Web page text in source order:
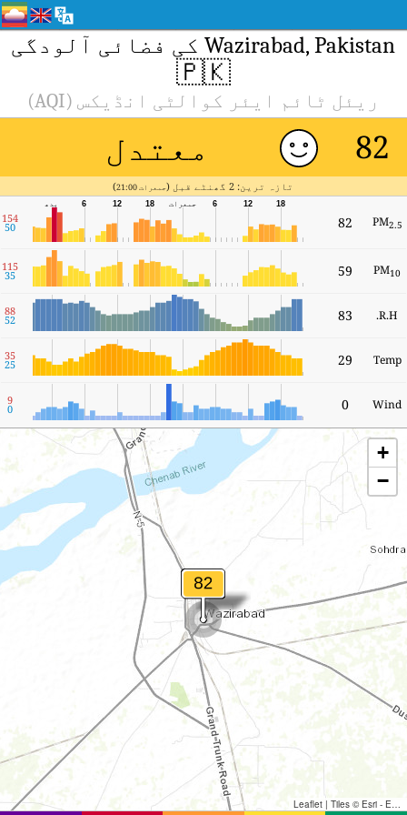
Wazirabad, Pakistan کی فضائی آلودگی
🇵🇰
ریئل ٹائم ایئر کوالٹی انڈیکس (AQI)
82 معتدل
تازہ ترین: 2 گھنٹے قبل ( جمعرات 21:00 )
PM2.5
82
18
12 جمعرات 18
12 بدھ
154
50
PM10
59
115
35
R.H.
83
88
52
Temp
29
35
25
Wind
0
9
0
+
−
Leaflet |Tiles © Esri - Esri, DeLorme, NAVTEQ, TomTom, Intermap, iPC, USGS, FAO, NPS, NRCAN, GeoBase, Kadaster NL, Ordnance Survey, Esri Japan, METI, Esri China (Hong Kong), and the GIS User Community